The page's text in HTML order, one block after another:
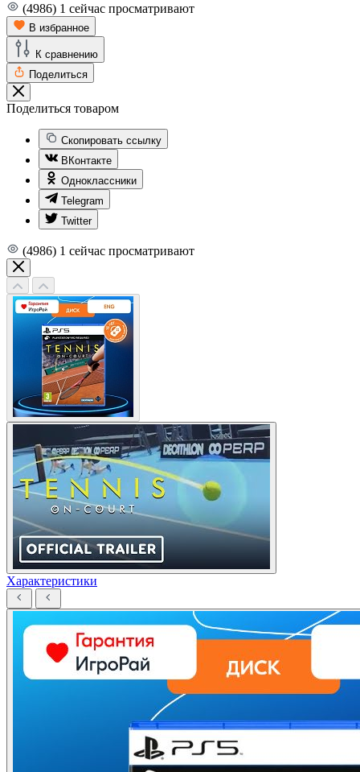
(4986) 1 сейчас просматривают
В избранное
К сравнению
Поделиться
Поделиться товаром
Скопировать ссылку
ВКонтакте
Одноклассники
Telegram
Twitter
(4986) 1 сейчас просматривают
Характеристики